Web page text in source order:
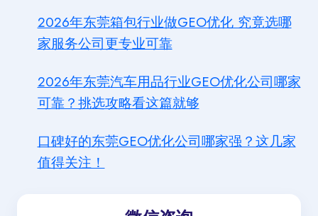
2026年东莞箱包行业做GEO优化 究竟选哪
家服务公司更专业可靠
2026年东莞汽车用品行业GEO优化公司哪家
可靠？挑选攻略看这篇就够
口碑好的东莞GEO优化公司哪家强？这几家
值得关注！